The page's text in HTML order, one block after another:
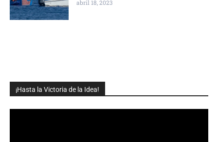
¡Hasta la Victoria de la Idea!
abril 18, 2023